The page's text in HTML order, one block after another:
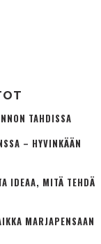
TAHDISSA
– HYVINKÄÄN
IDEAA, MITÄ TEHDÄ
MARJAPENSAAN